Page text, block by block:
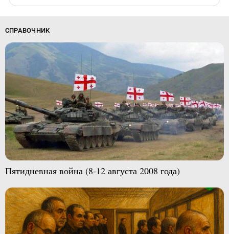
СПРАВОЧНИК
Пятидневная война (8-12 августа 2008 года)